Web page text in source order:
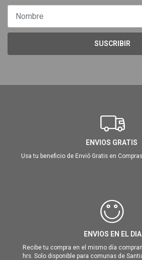
SUSCRIBIR
ENVIOS GRATIS
Usa tu beneficio de Envió Gratis en
ENVIOS EN EL DIA
Recibe tu compra en el mismo día
hrs. Solo disponible para comunas de